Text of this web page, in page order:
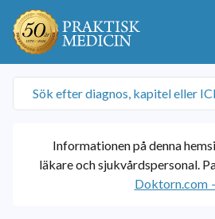
Informationen på denna
läkare och sjukvårdspersonal.
Doktorn.com